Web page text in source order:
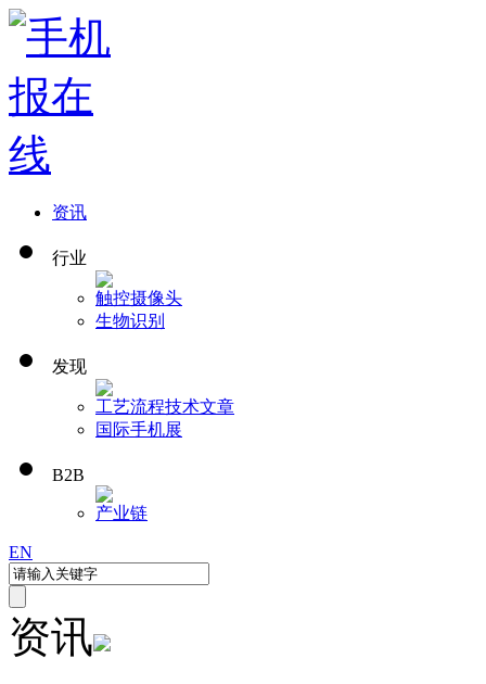
资讯
行业
触控摄像头
生物识别
发现
工艺流程技术文章
国际手机展
B2B
产业链
EN
资讯